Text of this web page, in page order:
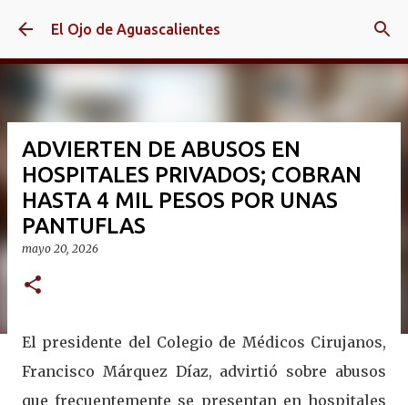
Ir al contenido principal
El Ojo de Aguascalientes
ADVIERTEN DE ABUSOS EN
HOSPITALES PRIVADOS; COBRAN
HASTA 4 MIL PESOS POR UNAS
PANTUFLAS
mayo 20, 2026
El presidente del Colegio de Médicos Cirujanos,
Francisco Márquez Díaz, advirtió sobre abusos
que frecuentemente se presentan en hospitales